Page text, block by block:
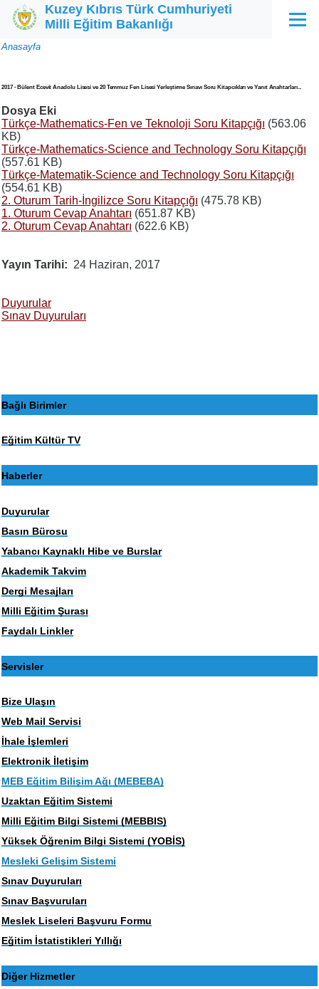
Ana içeriğe atla
Kuzey Kıbrıs Türk Cumhuriyeti
Milli Eğitim Bakanlığı
Menü
Sayfa
Anasayfa
2017 - Bülent Ecevit Anadolu Lisesi ve 20 Temmuz Fen Lisesi Yerleştirme Sınavı Soru Kitapcıkları ve Yanıt Anahtarları...
Dosya Eki
Türkçe-Mathematics-Fen ve Teknoloji Soru Kitapçığı (563.06
KB)
Türkçe-Mathematics-Science and Technology Soru Kitapçığı
(557.61 KB)
Türkçe-Matematik-Science and Technology Soru Kitapçığı
(554.61 KB)
2. Oturum Tarih-İngilizce Soru Kitapçığı (475.78 KB)
1. Oturum Cevap Anahtarı (651.87 KB)
2. Oturum Cevap Anahtarı (622.6 KB)
Yayın Tarihi 24 Haziran, 2017
Duyurular
Sınav Duyuruları
Bağlı Birimler
Eğitim Kültür TV
Haberler
Duyurular
Basın Bürosu
Yabancı Kaynaklı Hibe ve Burslar
Akademik Takvim
Dergi Mesajları
Milli Eğitim Şurası
Faydalı Linkler
Servisler
Bize Ulaşın
Web Mail Servisi
İhale İşlemleri
Elektronik İletişim
MEB Eğitim Bilişim Ağı (MEBEBA)
Uzaktan Eğitim Sistemi
Milli Eğitim Bilgi Sistemi (MEBBIS)
Yüksek Öğrenim Bilgi Sistemi (YOBİS)
Mesleki Gelişim Sistemi
Sınav Duyuruları
Sınav Başvuruları
Meslek Liseleri Başvuru Formu
Eğitim İstatistikleri Yıllığı
Diğer Hizmetler